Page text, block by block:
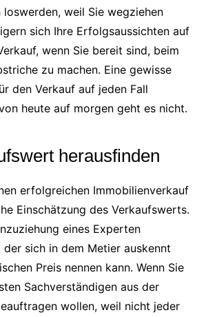
weil Sie wegziehen
sich Ihre Erfolgsaussichten auf
wenn Sie bereit sind, beim
zu machen. Eine gewisse
den Verkauf auf jeden Fall
heute auf morgen geht es nicht.
herausfinden
erfolgreichen Immobilienverkauf
Einschätzung des Verkaufswerts.
eines Experten
sich in dem Metier auskennt
Preis nennen kann. Wenn Sie
Sachverständigen aus der
wollen, weil nicht jeder